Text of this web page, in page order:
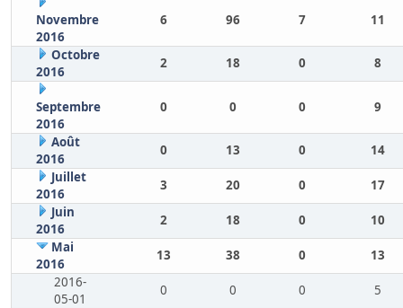
Novembre
2016
6 96 7 11
Octobre
2016
2 18 0 8
Septembre
2016
0 0 0 9
Août
2016
0 13 0
14
Juillet
2016
3 20 0
17
Juin
2016
2 18 0
10
Mai
2016
13 38 0
13
2016-
05-01
0 0 0
5